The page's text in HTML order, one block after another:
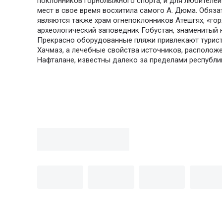
мест в свое время восхитила самого А. Дюма.
являются также храм огнепоклонников Атешгях,
археологический заповедник Гобустан,
Прекрасно оборудованные пляжи привлекают
Хачмаз, а лечебные свойства источников,
Нафталане, известны далеко за пределами